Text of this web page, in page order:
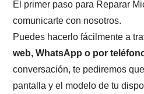
El primer paso para Reparar
comunicarte con nosotros.
Puedes hacerlo fácilmente a
web, WhatsApp o por
conversación, te pediremos
pantalla y el modelo de tu